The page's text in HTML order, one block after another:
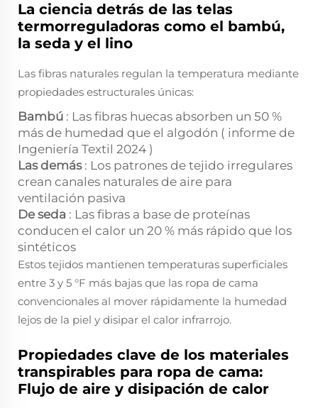
La ciencia detrás de las telas
termorreguladoras como el bambú,
la seda y el lino
Las fibras naturales regulan la temperatura mediante
propiedades estructurales únicas:
Bambú : Las fibras huecas absorben un 50 %
más de humedad que el algodón ( informe de
Ingeniería Textil 2024 )
Las demás : Los patrones de tejido irregulares
crean canales naturales de aire para
ventilación pasiva
De seda : Las fibras a base de proteínas
conducen el calor un 20 % más rápido que los
sintéticos
Estos tejidos mantienen temperaturas superficiales
entre 3 y 5 °F más bajas que las ropa de cama
convencionales al mover rápidamente la humedad
lejos de la piel y disipar el calor infrarrojo.
Propiedades clave de los materiales
transpirables para ropa de cama:
Flujo de aire y disipación de calor